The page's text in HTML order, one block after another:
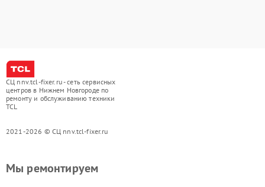
СЦ nnv.tcl-fixer.ru - сеть сервисных
центров в Нижнем Новгороде по
ремонту и обслуживанию техники
TCL
2021-2026 © СЦ nnv.tcl-fixer.ru
Мы ремонтируем